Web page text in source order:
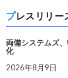
プレスリリ
両備システムズ
化
2026年8月9日